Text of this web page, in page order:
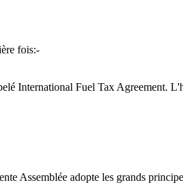
fois:-
International Fuel Tax Agreement.
Assemblée adopte les grands